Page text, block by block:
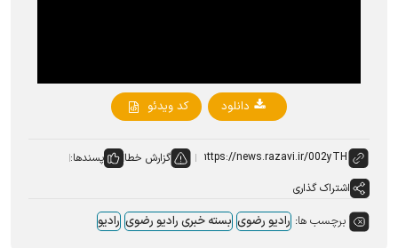
کد ویدئو دانلود
گزارش خطا
پسندها:
اشتراک گذاری
برچسب ها: رادیو رضوی بسته خبری رادیو رضوی رادیو